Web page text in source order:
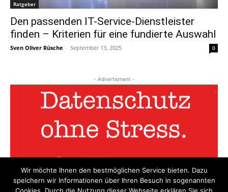
Ratgeber
Den passenden IT-Service-Dienstleister
finden – Kriterien für eine fundierte Auswahl
Sven Oliver Rüsche - September 13, 2025 0
- Advertisment -
Wir möchte Ihnen den bestmöglichen Service bieten. Dazu
speichern wir Informationen über Ihren Besuch in sogenannten